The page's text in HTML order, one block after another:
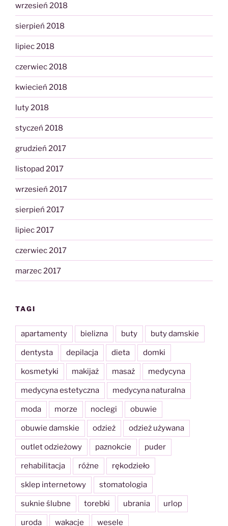
wrzesień 2018
sierpień 2018
lipiec 2018
czerwiec 2018
kwiecień 2018
luty 2018
styczeń 2018
grudzień 2017
listopad 2017
wrzesień 2017
sierpień 2017
lipiec 2017
czerwiec 2017
marzec 2017
TAGI
apartamenty bielizna buty buty damskie
dentysta depilacja dieta domki
kosmetyki makijaż masaż medycyna
medycyna estetyczna medycyna naturalna
moda morze noclegi obuwie
obuwie damskie odzież odzież używana
outlet odzieżowy paznokcie puder
rehabilitacja różne rękodzieło
sklep internetowy stomatologia
suknie ślubne torebki ubrania urlop
uroda wakacje wesele